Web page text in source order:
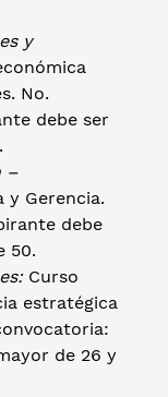
y
No.
debe ser
–
y Gerencia.
debe
50.
Curso
estratégica
de 26 y